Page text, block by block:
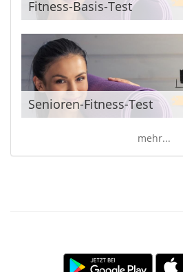
Fitness-Basis-Test
Senioren-Fitness-Test
mehr...